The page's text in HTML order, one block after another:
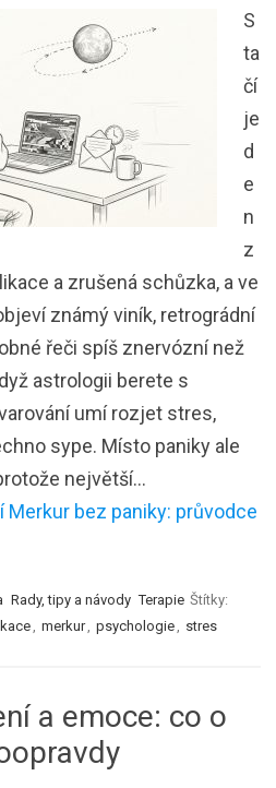
S
ta
čí
je
d
e
n
z
a zrušená schůzka, a ve
známý viník, retrográdní
řeči spíš znervózní než
astrologii berete s
umí rozjet stres,
sype. Místo paniky ale
největší…
Merkur bez paniky: průvodce
Rady, tipy a návody Terapie Štítky:
merkur psychologie stres
a emoce: co o